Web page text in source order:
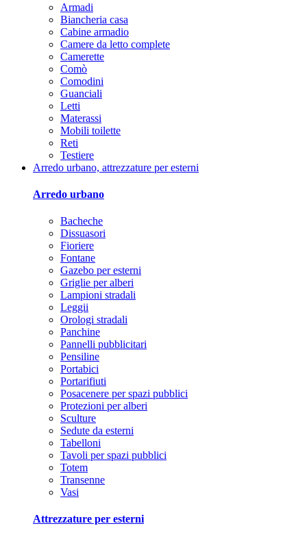
Armadi
Biancheria casa
Cabine armadio
Camere da letto complete
Camerette
Comò
Comodini
Guanciali
Letti
Materassi
Mobili toilette
Reti
Testiere
Arredo urbano, attrezzature per esterni
Arredo urbano
Bacheche
Dissuasori
Fioriere
Fontane
Gazebo per esterni
Griglie per alberi
Lampioni stradali
Leggii
Orologi stradali
Panchine
Pannelli pubblicitari
Pensiline
Portabici
Portarifiuti
Posacenere per spazi pubblici
Protezioni per alberi
Sculture
Sedute da esterni
Tabelloni
Tavoli per spazi pubblici
Totem
Transenne
Vasi
Attrezzature per esterni